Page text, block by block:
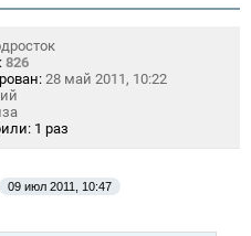
826
28 май 2011, 10:22
1 раз
09 июл 2011, 10:47